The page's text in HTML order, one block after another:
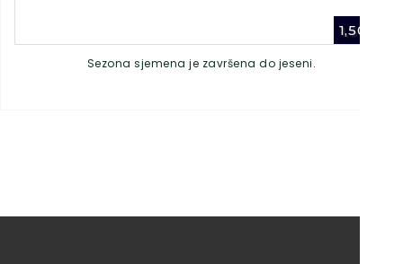
1,50
Sezona sjemena je završena do jeseni.